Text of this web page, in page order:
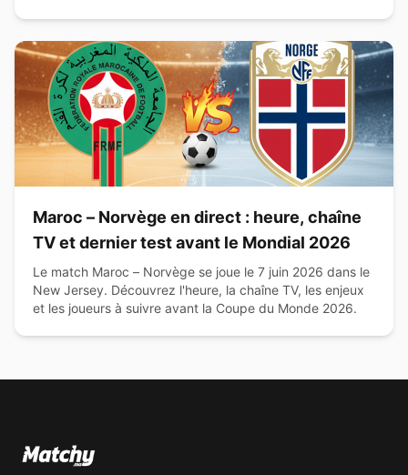
Maroc – Norvège en direct : heure, chaîne
TV et dernier test avant le Mondial 2026
Le match Maroc – Norvège se joue le 7 juin 2026 dans le
New Jersey. Découvrez l'heure, la chaîne TV, les enjeux
et les joueurs à suivre avant la Coupe du Monde 2026.